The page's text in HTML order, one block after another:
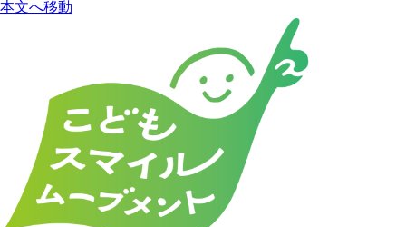
本文へ移動